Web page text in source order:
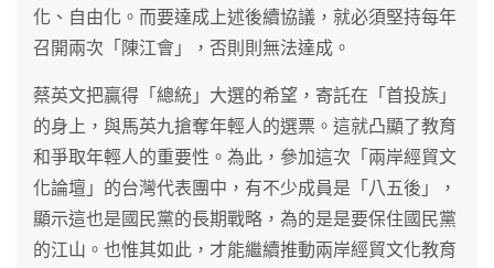
化、自由化。而要達成上述後續協議，就必須堅持每年
召開兩次「陳江會」，否則則無法達成。
蔡英文把贏得「總統」大選的希望，寄託在「首投族」
的身上，與馬英九搶奪年輕人的選票。這就凸顯了教育
和爭取年輕人的重要性。為此，參加這次「兩岸經貿文
化論壇」的台灣代表團中，有不少成員是「八五後」，
顯示這也是國民黨的長期戰略，為的是是要保住國民黨
的江山。也惟其如此，才能繼續推動兩岸經貿文化教育